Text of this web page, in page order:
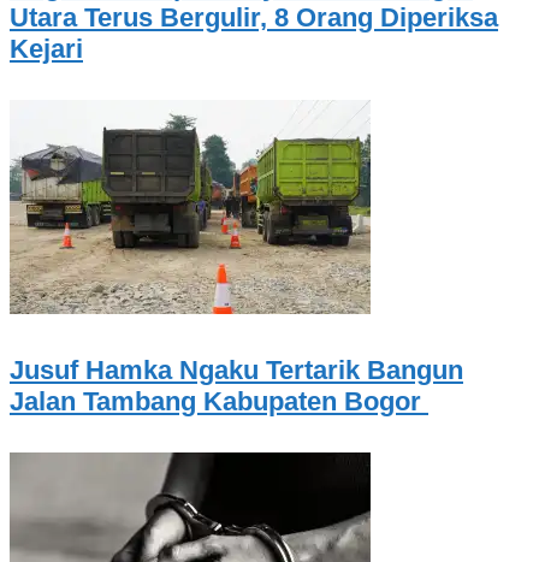
Utara Terus Bergulir, 8 Orang Diperiksa
Kejari
Jusuf Hamka Ngaku Tertarik Bangun
Jalan Tambang Kabupaten Bogor